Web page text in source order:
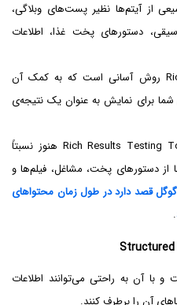
از آیتم‌ها نظیر پست‌های وبلاگی،
دستورهای پخت غذا، اطلاعات
در نهایت، Rich Results Testing Tool روش آسانی است که به کمک آن
شما برای نمایش به عنوان یک نتیجه‌ی
در هنگام نگارش این مطلب، ابزار Rich Results Testing Tool هنوز نسبتاً
از دستورهای پخت، مشاغل، فیلم‌ها و
گوگل قصد دارد در طول زمان محتواهای
.
و با آن به راحتی می‌توانند اطلاعات
آن را برطرف کنند.